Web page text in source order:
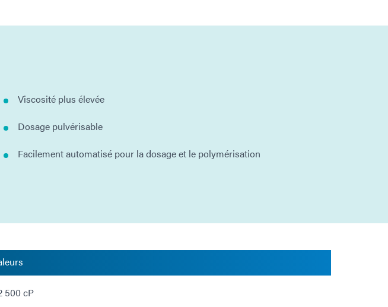
Viscosité plus élevée
Dosage pulvérisable
Facilement automatisé pour la dosage et le polymérisation
500 cP